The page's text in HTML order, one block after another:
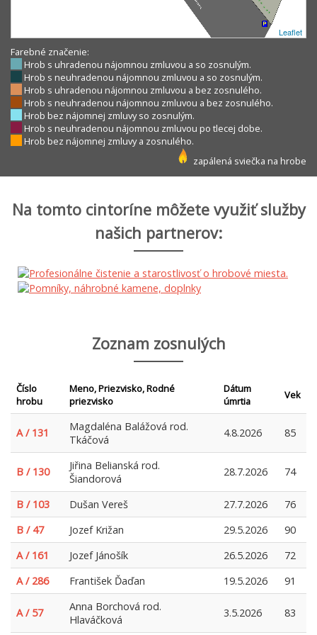
Leaflet
Farebné značenie:
Hrob s uhradenou nájomnou zmluvou a so zosnulým.
Hrob s neuhradenou nájomnou zmluvou a so zosnulým.
Hrob s uhradenou nájomnou zmluvou a bez zosnulého.
Hrob s neuhradenou nájomnou zmluvou a bez zosnulého.
Hrob bez nájomnej zmluvy so zosnulým.
Hrob s neuhradenou nájomnou zmluvou po tlecej dobe.
Hrob bez nájomnej zmluvy a zosnulého.
zapálená sviečka na hrobe
Na tomto cintoríne môžete využiť služby
našich partnerov:
Zoznam zosnulých
Číslo
hrobu
Meno, Priezvisko, Rodné
priezvisko
Dátum
úmrtia
Vek
A / 131
Magdaléna Balážová rod.
Tkáčová
4.8.2026 85
B / 130
Jiřina Belianská rod.
Šiandorová
28.7.2026 74
B / 103 Dušan Vereš 27.7.2026
76
B / 47
Jozef Križan 29.5.2026
90
A / 161
Jozef Jánošík 26.5.2026
72
A / 286
František Ďaďan 19.5.2026 91
A / 57
Anna Borchová rod.
Hlaváčková
3.5.2026 83